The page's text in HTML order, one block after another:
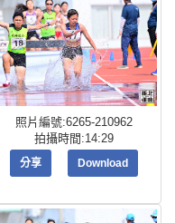
照片編號:6265-210962
拍攝時間:14:29
分享 Download